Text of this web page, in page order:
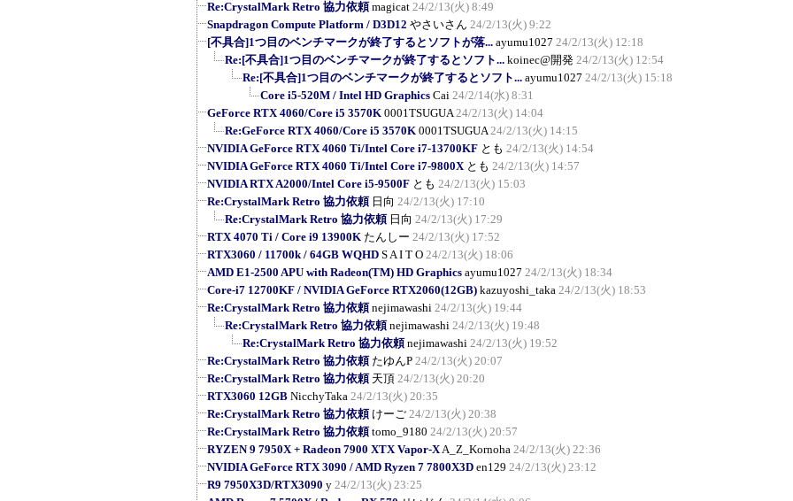
Re:CrystalMark Retro 協力依頼 magicat 24/2/13(火) 8:49
Snapdragon Compute Platform / D3D12 やさいさん 24/2/13(火) 9:22
[不具合]1つ目のベンチマークが終了するとソフトが落... ayumu1027 24/2/13(火) 12:18
Re:[不具合]1つ目のベンチマークが終了するとソフト... koinec@開発 24/2/13(火) 12:54
Re:[不具合]1つ目のベンチマークが終了するとソフト... ayumu1027 24/2/13(火) 15:18
Core i5-520M / Intel HD Graphics Cai 24/2/14(水) 8:31
GeForce RTX 4060/Core i5 3570K 0001TSUGUA 24/2/13(火) 14:04
Re:GeForce RTX 4060/Core i5 3570K 0001TSUGUA 24/2/13(火) 14:15
NVIDIA GeForce RTX 4060 Ti/Intel Core i7-13700KF とも 24/2/13(火) 14:54
NVIDIA GeForce RTX 4060 Ti/Intel Core i7-9800X とも 24/2/13(火) 14:57
NVIDIA RTX A2000/Intel Core i5-9500F とも 24/2/13(火) 15:03
Re:CrystalMark Retro 協力依頼 日向 24/2/13(火) 17:10
Re:CrystalMark Retro 協力依頼 日向 24/2/13(火) 17:29
RTX 4070 Ti / Core i9 13900K たんしー 24/2/13(火) 17:52
RTX3060 / 11700k / 64GB WQHD S A I T O 24/2/13(火) 18:06
AMD E1-2500 APU with Radeon(TM) HD Graphics ayumu1027 24/2/13(火) 18:34
Core-i7 12700KF / NVIDIA GeForce RTX2060(12GB) kazuyoshi_taka 24/2/13(火) 18:53
Re:CrystalMark Retro 協力依頼 nejimawashi 24/2/13(火) 19:44
Re:CrystalMark Retro 協力依頼 nejimawashi 24/2/13(火) 19:48
Re:CrystalMark Retro 協力依頼 nejimawashi 24/2/13(火) 19:52
Re:CrystalMark Retro 協力依頼 たゆんP 24/2/13(火) 20:07
Re:CrystalMark Retro 協力依頼 天頂 24/2/13(火) 20:20
RTX3060 12GB NicchyTaka 24/2/13(火) 20:35
Re:CrystalMark Retro 協力依頼 けーご 24/2/13(火) 20:38
Re:CrystalMark Retro 協力依頼 tomo_9180 24/2/13(火) 20:57
RYZEN 9 7950X + Radeon 7900 XTX Vapor-XA_Z_Kornoha 24/2/13(火) 22:36
NVIDIA GeForce RTX 3090 / AMD Ryzen 7 7800X3D en129 24/2/13(火) 23:12
R9 7950X3D/RTX3090 y 24/2/13(火) 23:25